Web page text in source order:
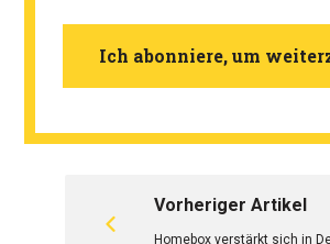
Ich abonniere, um
Vorheriger Artikel
Homebox verstärkt sich in